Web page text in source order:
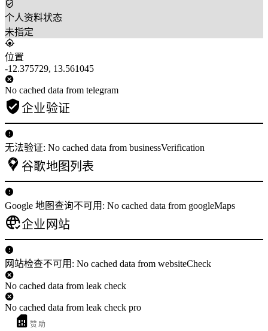
个人资料状态
未指定
位置
-12.375729, 13.561045
No cached data from telegram
企业验证
无法验证: No cached data from businessVerification
谷歌地图列表
Google 地图查询不可用: No cached data from googleMaps
企业网站
网站检查不可用: No cached data from websiteCheck
No cached data from leak check
No cached data from leak check pro
赞助